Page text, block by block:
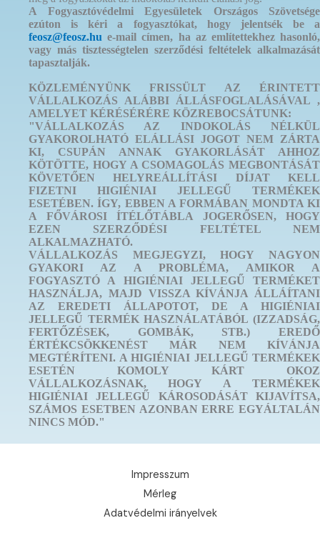
A Fogyasztóvédelmi Egyesületek Országos Szövetsége
ezúton is kéri a fogyasztókat, hogy jelentsék be a
feosz@feosz.hu e-mail címen, ha az említettekhez hasonló,
vagy más tisztességtelen szerződési feltételek alkalmazását
tapasztalják.
KÖZLEMÉNYÜNK FRISSÜLT AZ ÉRINTETT
VÁLLALKOZÁS ALÁBBI ÁLLÁSFOGLALÁSÁVAL ,
AMELYET KÉRÉSÉRÉRE KÖZREBOCSÁTUNK:
"VÁLLALKOZÁS AZ INDOKOLÁS NÉLKÜL
GYAKOROLHATÓ ELÁLLÁSI JOGOT NEM ZÁRTA
KI, CSUPÁN ANNAK GYAKORLÁSÁT AHHOZ
KÖTÖTTE, HOGY A CSOMAGOLÁS MEGBONTÁSÁT
KÖVETŐEN HELYREÁLLÍTÁSI DÍJAT KELL
FIZETNI HIGIÉNIAI JELLEGŰ TERMÉKEK
ESETÉBEN. ÍGY, EBBEN A FORMÁBAN MONDTA KI
A FŐVÁROSI ÍTÉLŐTÁBLA JOGERŐSEN, HOGY
EZEN SZERZŐDÉSI FELTÉTEL NEM
ALKALMAZHATÓ.
VÁLLALKOZÁS MEGJEGYZI, HOGY NAGYON
GYAKORI AZ A PROBLÉMA, AMIKOR A
FOGYASZTÓ A HIGIÉNIAI JELLEGŰ TERMÉKET
HASZNÁLJA, MAJD VISSZA KÍVÁNJA ÁLLÁÍTANI
AZ EREDETI ÁLLAPOTOT, DE A HIGIÉNIAI
JELLEGŰ TERMÉK HASZNÁLATÁBÓL (IZZADSÁG,
FERTŐZÉSEK, GOMBÁK, STB.) EREDŐ
ÉRTÉKCSÖKKENÉST MÁR NEM KÍVÁNJA
MEGTÉRÍTENI. A HIGIÉNIAI JELLEGŰ TERMÉKEK
ESETÉN KOMOLY KÁRT OKOZ
VÁLLALKOZÁSNAK, HOGY A TERMÉKEK
HIGIÉNIAI JELLEGŰ KÁROSODÁSÁT KIJAVÍTSA,
SZÁMOS ESETBEN AZONBAN ERRE EGYÁLTALÁN
NINCS MÓD."
Impresszum
Mérleg
Adatvédelmi irányelvek